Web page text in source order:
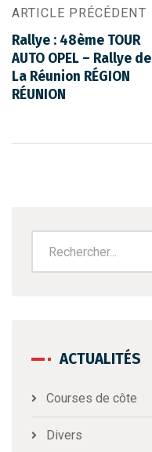
ARTICLE PRÉCÉDENT
Rallye : 48ème TOUR
AUTO OPEL – Rallye de
La Réunion RÉGION
RÉUNION
ACTUALITÉS
Courses de côte
Divers